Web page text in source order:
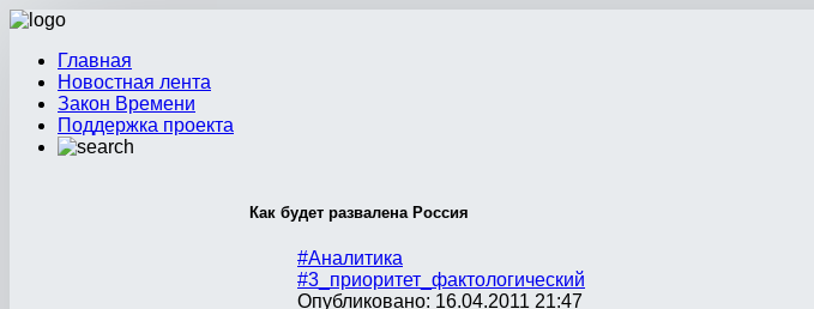
Главная
Новостная лента
Закон Времени
Поддержка проекта
Как будет развалена Россия
#Аналитика
#3_приоритет_фактологический
Опубликовано: 16.04.2011 21:47